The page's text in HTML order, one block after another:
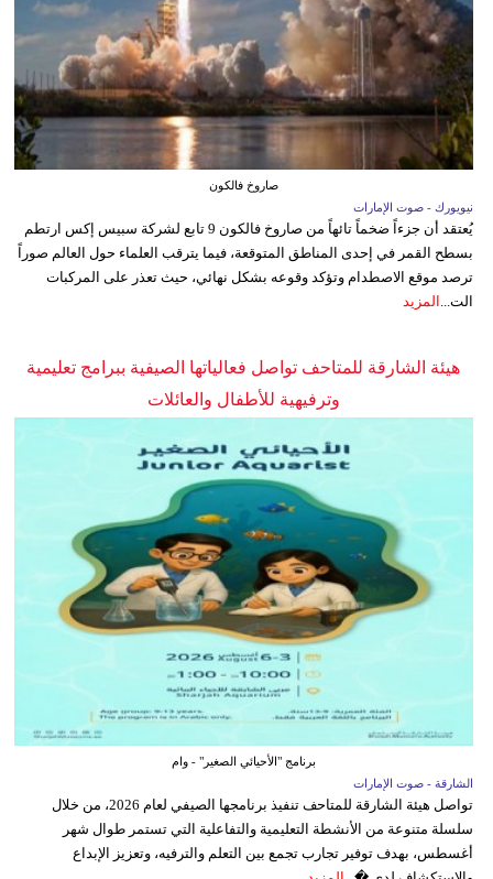
صاروخ فالكون
نيويورك - صوت الإمارات
يُعتقد أن جزءاً ضخماً تائهاً من صاروخ فالكون 9 تابع لشركة سبيس إكس ارتطم
بسطح القمر في إحدى المناطق المتوقعة، فيما يترقب العلماء حول العالم صوراً
ترصد موقع الاصطدام وتؤكد وقوعه بشكل نهائي، حيث تعذر على المركبات
الت...
المزيد
هيئة الشارقة للمتاحف تواصل فعالياتها الصيفية ببرامج تعليمية
وترفيهية للأطفال والعائلات
برنامج "الأحيائي الصغير" - وام
الشارقة - صوت الإمارات
تواصل هيئة الشارقة للمتاحف تنفيذ برنامجها الصيفي لعام 2026، من خلال
سلسلة متنوعة من الأنشطة التعليمية والتفاعلية التي تستمر طوال شهر
أغسطس، بهدف توفير تجارب تجمع بين التعلم والترفيه، وتعزيز الإبداع